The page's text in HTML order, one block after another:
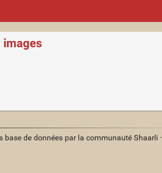
images
de données par la communauté Shaarli ·